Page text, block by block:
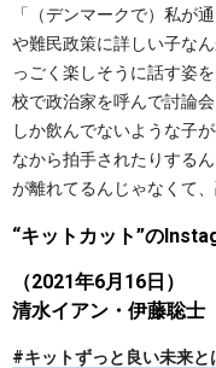
「（デンマークで）私が
や難民政策に詳しい子な
っごく楽しそうに話す姿
校で政治家を呼んで討論
しか飲んでないような子
なから拍手されたりする
が離れてるんじゃなくて
“キットカット”の
（2021年6月16日）
清水イアン・伊藤聡士
#キットずっと良い未来と